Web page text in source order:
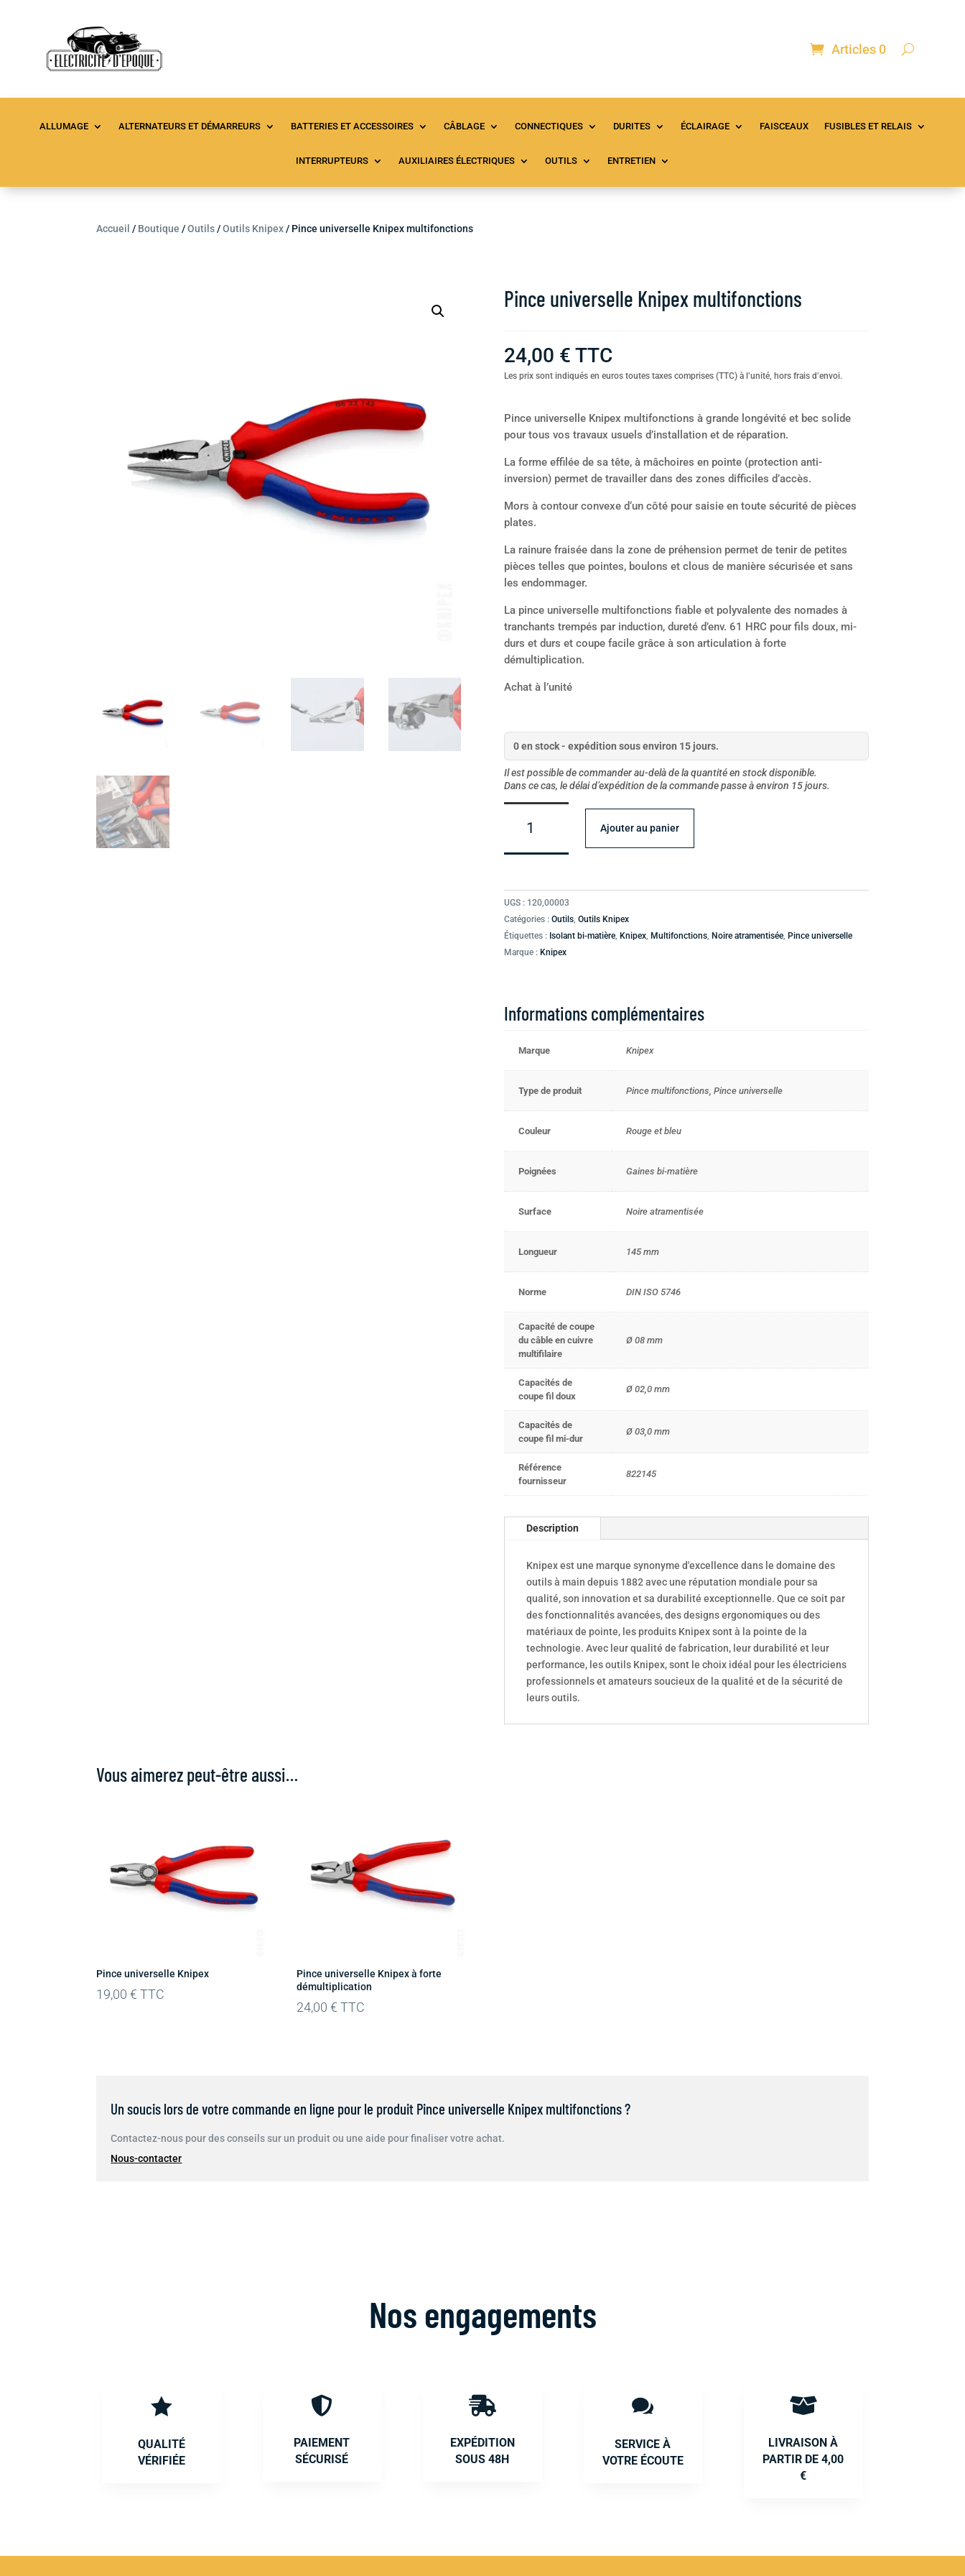
Articles 0
ALLUMAGE ALTERNATEURS ET DÉMARREURS BATTERIES ET ACCESSOIRES CÂBLAGE CONNECTIQUES DURITES ÉCLAIRAGE FAISCEAUX FUSIBLES ET RELAIS
INTERRUPTEURS AUXILIAIRES ÉLECTRIQUES OUTILS ENTRETIEN
Accueil / Boutique /Outils/Outils Knipex/ Pince universelle Knipex multifonctions
Pince universelle Knipex multifonctions
24,00 € TTC
Les prix sont indiqués en euros toutes taxes comprises (TTC) à l’unité, hors frais d’envoi.
Pince universelle Knipex multifonctions à grande longévité et bec solide
pour tous vos travaux usuels d’installation et de réparation.
La forme effilée de sa tête, à mâchoires en pointe (protection anti-
inversion) permet de travailler dans des zones difficiles d’accès.
Mors à contour convexe d‘un côté pour saisie en toute sécurité de pièces
plates.
La rainure fraisée dans la zone de préhension permet de tenir de petites
pièces telles que pointes, boulons et clous de manière sécurisée et sans
les endommager.
La pince universelle multifonctions fiable et polyvalente des nomades à
tranchants trempés par induction, dureté d’env. 61 HRC pour fils doux, mi-
durs et durs et coupe facile grâce à son articulation à forte
démultiplication.
Achat à l’unité
0 en stock - expédition sous environ 15 jours.
Il est possible de commander au-delà de la quantité en stock disponible.
Dans ce cas, le délai d’expédition de la commande passe à environ 15 jours.
multifonctions
Ajouter au panier
UGS : 120,00003
Catégories : Outils, Outils Knipex
Étiquettes : Isolant bi-matière, Knipex, Multifonctions, Noire atramentisée, Pince universelle
Marque : Knipex
Informations complémentaires
Marque Knipex
Type de produit Pince multifonctions, Pince universelle
Couleur Rouge et bleu
Poignées Gaines bi-matière
Surface Noire atramentisée
Longueur 145 mm
Norme DIN ISO 5746
Capacité de coupe
du câble en cuivre
multifilaire
Ø 08 mm
Capacités de
coupe fil doux
Ø 02,0 mm
Capacités de
coupe fil mi-dur
Ø 03,0 mm
Référence
fournisseur
822145
Description
Knipex est une marque synonyme d'excellence dans le domaine des
outils à main depuis 1882 avec une réputation mondiale pour sa
qualité, son innovation et sa durabilité exceptionnelle. Que ce soit par
des fonctionnalités avancées, des designs ergonomiques ou des
matériaux de pointe, les produits Knipex sont à la pointe de la
technologie. Avec leur qualité de fabrication, leur durabilité et leur
performance, les outils Knipex, sont le choix idéal pour les électriciens
professionnels et amateurs soucieux de la qualité et de la sécurité de
leurs outils.
Vous aimerez peut-être aussi…
Pince universelle Knipex
19,00€ TTC
Pince universelle Knipex à forte
démultiplication
24,00€ TTC
Un soucis lors de votre commande en ligne pour le produit Pince universelle Knipex multifonctions ?
Contactez-nous pour des conseils sur un produit ou une aide pour finaliser votre achat.
Nous-contacter
Nos engagements

QUALITÉ
VÉRIFIÉE

PAIEMENT
SÉCURISÉ

EXPÉDITION
SOUS 48H

SERVICE À
VOTRE ÉCOUTE

LIVRAISON À
PARTIR DE 4,00
€